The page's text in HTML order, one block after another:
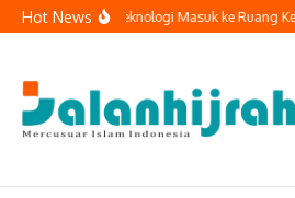
Lewati ke konten
Hot NewsKetika Teknologi Masuk ke Ruang